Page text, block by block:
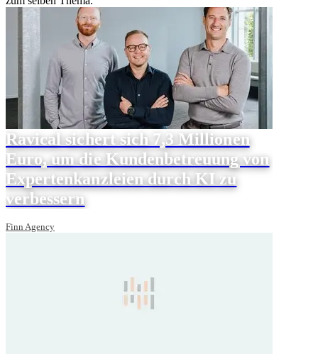
Ravical sichert sich 7,3 Millionen
Euro, um die Kundenbetreuung von
Expertenkanzleien durch KI zu
verbessern
Finn Agency